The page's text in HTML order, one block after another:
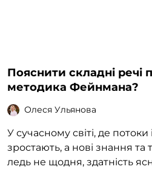
Пояснити складні речі
методика Фейнмана?
Олеся Ульянова
У сучасному світі, де
зростають, а нові знання та
ледь не щодня, здатність